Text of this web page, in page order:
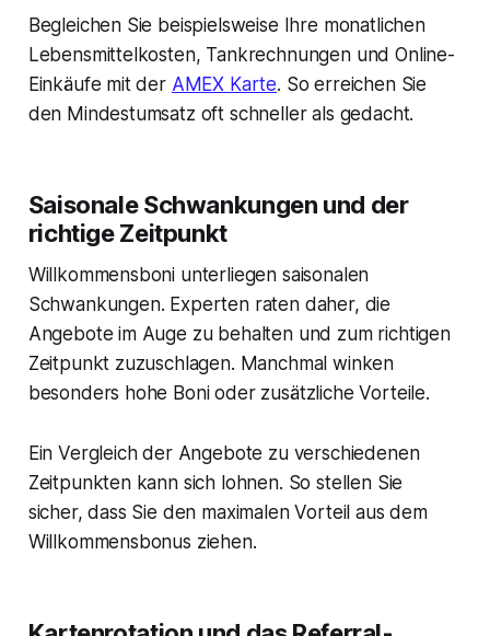
Begleichen Sie beispielsweise Ihre monatlichen
Lebensmittelkosten, Tankrechnungen und Online-
Einkäufe mit der AMEX Karte. So erreichen Sie
den Mindestumsatz oft schneller als gedacht.
Saisonale Schwankungen und der
richtige Zeitpunkt
Willkommensboni unterliegen saisonalen
Schwankungen. Experten raten daher, die
Angebote im Auge zu behalten und zum richtigen
Zeitpunkt zuzuschlagen. Manchmal winken
besonders hohe Boni oder zusätzliche Vorteile.
Ein Vergleich der Angebote zu verschiedenen
Zeitpunkten kann sich lohnen. So stellen Sie
sicher, dass Sie den maximalen Vorteil aus dem
Willkommensbonus ziehen.